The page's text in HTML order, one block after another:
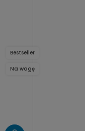
Na wagę
Bestseller